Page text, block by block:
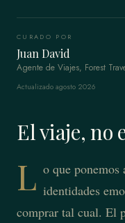
CURADO POR
Juan David
Agente de Viajes, Forest
Actualizado agosto 2026
El viaje, no
L o que
identidades
comprar tal cual. El